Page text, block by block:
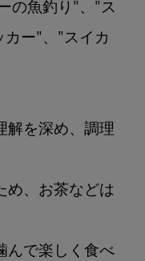
の魚釣り"、"ス
カー"、"スイカ
解を深め、調理
め、お茶などは
んで楽しく食べ